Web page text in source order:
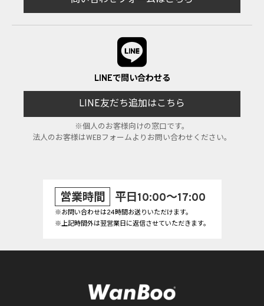
LINEで問い合わせる
LINE友だち追加はこちら
※個人のお客様向けの窓口です。
法人のお客様はWEBフォームよりお問い合わせください。
営業時間 平日10:00～17:00
※お問い合わせは24時間お送りいただけます。
※上記時間外は翌営業日に返信させていただきます。